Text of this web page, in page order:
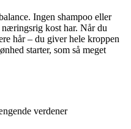
Ingen shampoo eller
næringsrig kost har. Når du
hår – du giver hele kroppen
starter, som så meget
verdener